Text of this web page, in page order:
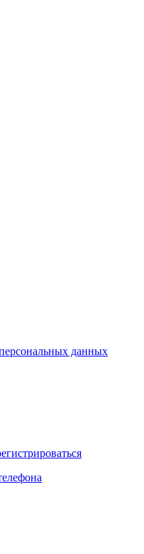
данных